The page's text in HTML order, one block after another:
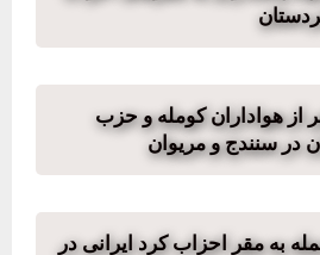
از هواداران کومله و حزب
در سنندج و مریوان
به مقر احزاب کرد ایرانی در